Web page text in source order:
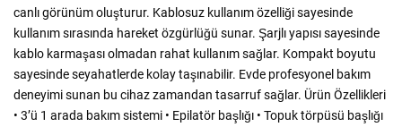
canlı görünüm oluşturur. Kablosuz kullanım özelliği sayesinde
kullanım sırasında hareket özgürlüğü sunar. Şarjlı yapısı sayesinde
kablo karmaşası olmadan rahat kullanım sağlar. Kompakt boyutu
sayesinde seyahatlerde kolay taşınabilir. Evde profesyonel bakım
deneyimi sunan bu cihaz zamandan tasarruf sağlar. Ürün Özellikleri
• 3’ü 1 arada bakım sistemi • Epilatör başlığı • Topuk törpüsü başlığı